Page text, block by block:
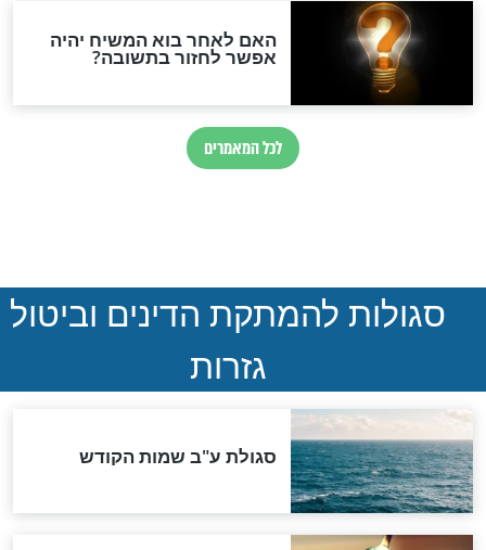
ההסכם החשאי של טראמפ
סימני שאלה
"מודה לקב"ה על כל השנים"
לכל המאמרים